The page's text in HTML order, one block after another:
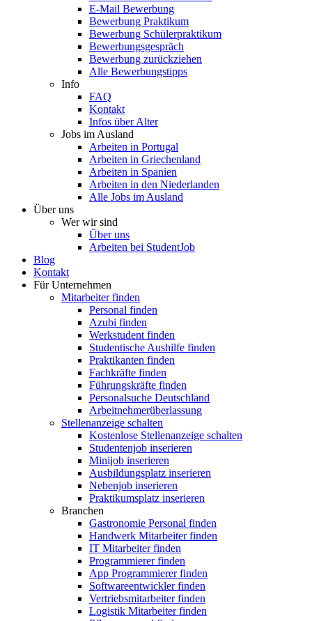
E-Mail Bewerbung
Bewerbung Praktikum
Bewerbung Schülerpraktikum
Bewerbungsgespräch
Bewerbung zurückziehen
Alle Bewerbungstipps
Info
FAQ
Kontakt
Infos über Alter
Jobs im Ausland
Arbeiten in Portugal
Arbeiten in Griechenland
Arbeiten in Spanien
Arbeiten in den Niederlanden
Alle Jobs im Ausland
Über uns
Wer wir sind
Über uns
Arbeiten bei StudentJob
Blog
Kontakt
Für Unternehmen
Mitarbeiter finden
Personal finden
Azubi finden
Werkstudent finden
Studentische Aushilfe finden
Praktikanten finden
Fachkräfte finden
Führungskräfte finden
Personalsuche Deutschland
Arbeitnehmerüberlassung
Stellenanzeige schalten
Kostenlose Stellenanzeige schalten
Studentenjob inserieren
Minijob inserieren
Ausbildungsplatz inserieren
Nebenjob inserieren
Praktikumsplatz inserieren
Branchen
Gastronomie Personal finden
Handwerk Mitarbeiter finden
IT Mitarbeiter finden
Programmierer finden
App Programmierer finden
Softwareentwickler finden
Vertriebsmitarbeiter finden
Logistik Mitarbeiter finden